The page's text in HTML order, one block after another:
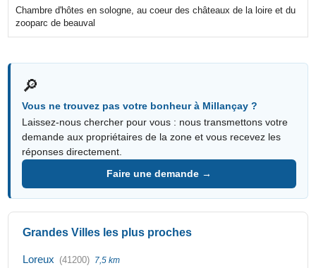
Chambre d'hôtes en sologne, au coeur des châteaux de la loire et du
zooparc de beauval
🔎
Vous ne trouvez pas votre bonheur à Millançay ?
Laissez-nous chercher pour vous : nous transmettons votre
demande aux propriétaires de la zone et vous recevez les
réponses directement.
Faire une demande →
Grandes Villes les plus proches
Loreux (41200) 7,5 km